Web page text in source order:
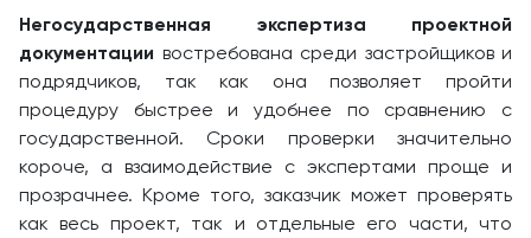
Негосударственная экспертиза проектной
документации востребована среди застройщиков и
подрядчиков, так как она позволяет пройти
процедуру быстрее и удобнее по сравнению с
государственной. Сроки проверки значительно
короче, а взаимодействие с экспертами проще и
прозрачнее. Кроме того, заказчик может проверять
как весь проект, так и отдельные его части, что